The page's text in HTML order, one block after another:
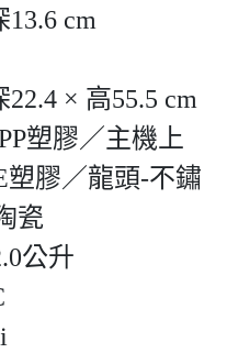
cm
× 高55.5 cm
塑膠／主機上
塑膠／龍頭-不鏽
瓷
公升